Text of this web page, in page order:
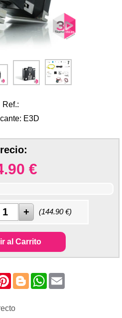
Ref.:
E3D
€
(144.90€)
al Carrito
Pinterest
BloggerWhatsApp